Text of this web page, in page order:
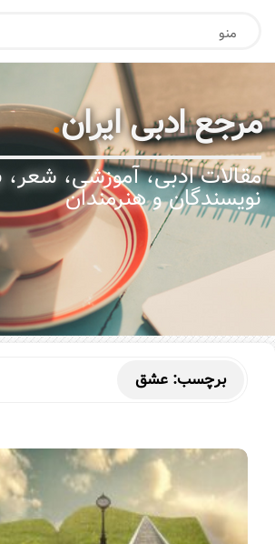
منو
مرجع ادبی ایران.
مقالات ادبی، آموزشی، شعر،
نویسندگان و هنرمندان
برچسب: عشق